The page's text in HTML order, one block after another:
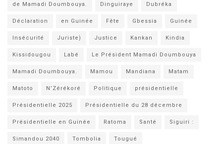
de Mamadi Doumbouya. Dinguiraye Dubréka
Déclaration en Guinée Fête Gbessia Guinée
Insécurité Juriste) Justice Kankan Kindia
Kissidougou Labé Le Président Mamadi Doumbouya
Mamadi Doumbouya. Mamou Mandiana Matam
Matoto N’Zérékoré Politique présidentielle
Présidentielle 2025 Présidentielle du 28 décembre
Présidentielle en Guinée Ratoma Santé Siguiri :
Simandou 2040 Tombolia Tougué